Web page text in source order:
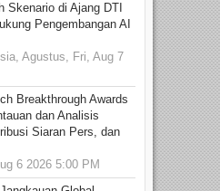
Skenario di Ajang DTI
Pengembangan AI
Agustus, Fri, Aug 7
Breakthrough Awards
dan Analisis
Siaran Pers, dan
6 2026 5:00 PM